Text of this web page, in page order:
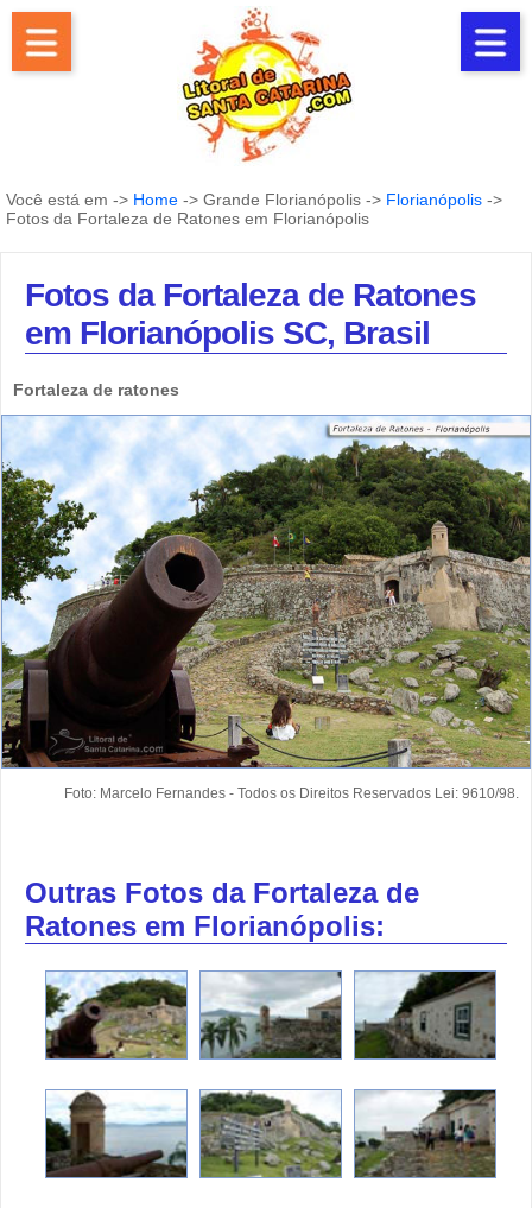
Você está em -> Home -> Grande Florianópolis -> Florianópolis ->
Fotos da Fortaleza de Ratones em Florianópolis
Fotos da Fortaleza de Ratones
em Florianópolis SC, Brasil
Fortaleza de ratones
Foto: Marcelo Fernandes - Todos os Direitos Reservados Lei: 9610/98.
Outras Fotos da Fortaleza de
Ratones em Florianópolis: